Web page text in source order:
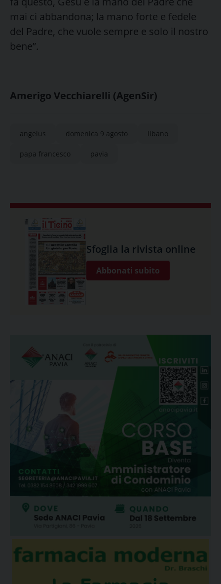
mai ci abbandona; la mano forte e fedele
del Padre, che vuole sempre e solo il nostro
bene”.
Amerigo Vecchiarelli (AgenSir)
angelus domenica 9 agosto libano
papa francesco pavia
Sfoglia la rivista online
Abbonati subito